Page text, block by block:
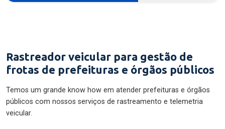
Rastreador veicular para gestão de
frotas de prefeituras e órgãos públicos
Temos um grande know how em atender prefeituras e órgãos
públicos com nossos serviços de rastreamento e telemetria
veicular.